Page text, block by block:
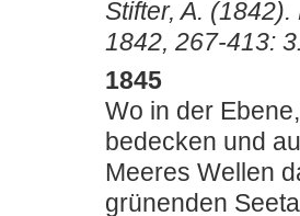
Stifter, A.
1842, 267-413:
1845
Wo in der
bedecken und
Meeres Wellen
grünenden